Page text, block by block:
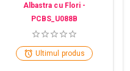
Albastra cu Flori -
PCBS_U088B
Ultimul produs